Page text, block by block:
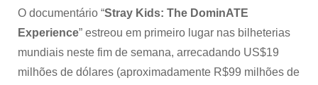
O documentário “Stray Kids: The DominATE
Experience” estreou em primeiro lugar nas bilheterias
mundiais neste fim de semana, arrecadando US$19
milhões de dólares (aproximadamente R$99 milhões de